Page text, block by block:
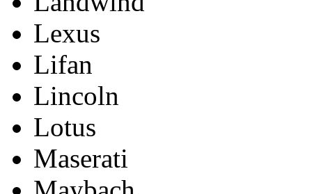
Lexus
Lifan
Lincoln
Lotus
Maserati